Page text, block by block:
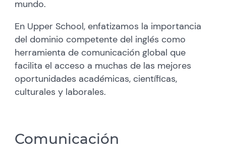
mundo.
En Upper School, enfatizamos la importancia
del dominio competente del inglés como
herramienta de comunicación global que
facilita el acceso a muchas de las mejores
oportunidades académicas, científicas,
culturales y laborales.
Comunicación